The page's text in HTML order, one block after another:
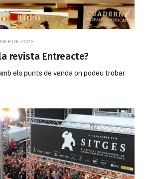
DE 2022
revista Entreacte?
els punts de venda on podeu trobar